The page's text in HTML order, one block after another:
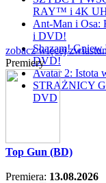
RAY™ i 4K
Ant-Man i Osa:
i DVD!
Shazam!
DVD!
Avatar 2:
STRAŻNICY
DVD
zobacz więcej
Premiery
Top Gun (BD)
Premiera: 13.08.2026